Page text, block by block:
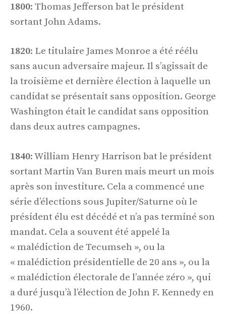
1800: Thomas Jefferson bat le président
sortant John Adams.
1820: Le titulaire James Monroe a été réélu
sans aucun adversaire majeur. Il s’agissait de
la troisième et dernière élection à laquelle un
candidat se présentait sans opposition. George
Washington était le candidat sans opposition
dans deux autres campagnes.
1840: William Henry Harrison bat le président
sortant Martin Van Buren mais meurt un mois
après son investiture. Cela a commencé une
série d’élections sous Jupiter/Saturne où le
président élu est décédé et n’a pas terminé son
mandat. Cela a souvent été appelé la
« malédiction de Tecumseh », ou la
« malédiction présidentielle de 20 ans », ou la
« malédiction électorale de l’année zéro », qui
a duré jusqu’à l’élection de John F. Kennedy en
1960.